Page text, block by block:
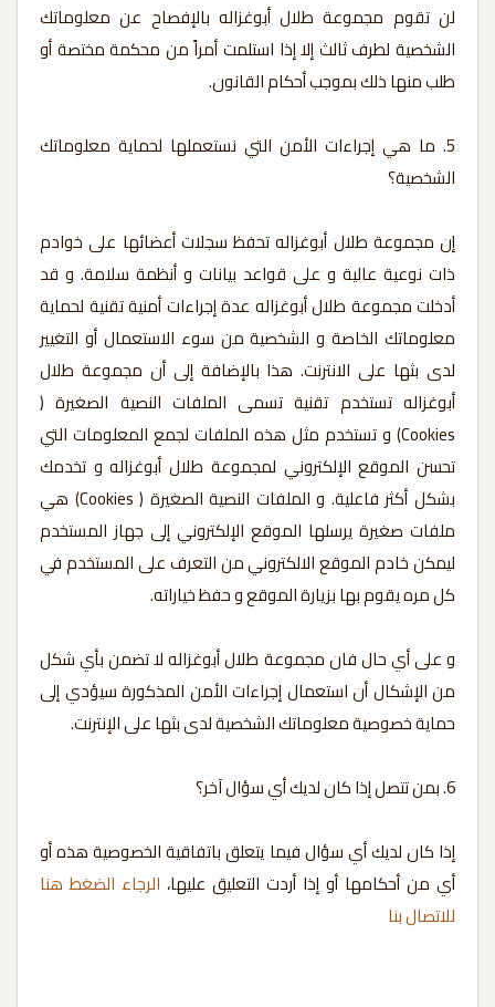
لن تقوم مجموعة طلال أبوغزاله بالإفصاح عن معلوماتك
الشخصية لطرف ثالث إلا إذا استلمت أمراً من محكمة مختصة أو
طلب منها ذلك بموجب أحكام القانون.
5. ما هي إجراءات الأمن التي نستعملها لحماية معلوماتك
الشخصية؟
إن مجموعة طلال أبوغزاله تحفظ سجلات أعضائها على خوادم
ذات نوعية عالية و على قواعد بيانات و أنظمة سلامة. و قد
أدخلت مجموعة طلال أبوغزاله عدة إجراءات أمنية تقنية لحماية
معلوماتك الخاصة و الشخصية من سوء الاستعمال أو التغيير
لدى بثها على الانترنت. هذا بالإضافة إلى أن مجموعة طلال
أبوغزاله تستخدم تقنية تسمى الملفات النصية الصغيرة (
Cookies) و تستخدم مثل هذه الملفات لجمع المعلومات التي
تحسن الموقع الإلكتروني لمجموعة طلال أبوغزاله و تخدمك
بشكل أكثر فاعلية. و الملفات النصية الصغيرة ( Cookies) هي
ملفات صغيرة يرسلها الموقع الإلكتروني إلى جهاز المستخدم
ليمكن خادم الموقع الالكتروني من التعرف على المستخدم في
كل مره يقوم بها بزيارة الموقع و حفظ خياراته.
و على أي حال فان مجموعة طلال أبوغزاله لا تضمن بأي شكل
من الإشكال أن استعمال إجراءات الأمن المذكورة سيؤدي إلى
حماية خصوصية معلوماتك الشخصية لدى بثها على الإنترنت.
إذا كان لديك أي سؤال فيما يتعلق باتفاقية الخصوصية هذه أو
أي من أحكامها أو إذا أردت التعليق عليها،الرجاء الضغط هنا
للاتصال بنا